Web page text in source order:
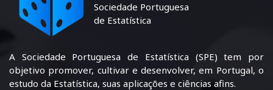
Sociedade Portuguesa
de Estatística
A Sociedade Portuguesa de Estatística (SPE) tem por
objetivo promover, cultivar e desenvolver, em Portugal, o
estudo da Estatística, suas aplicações e ciências afins.